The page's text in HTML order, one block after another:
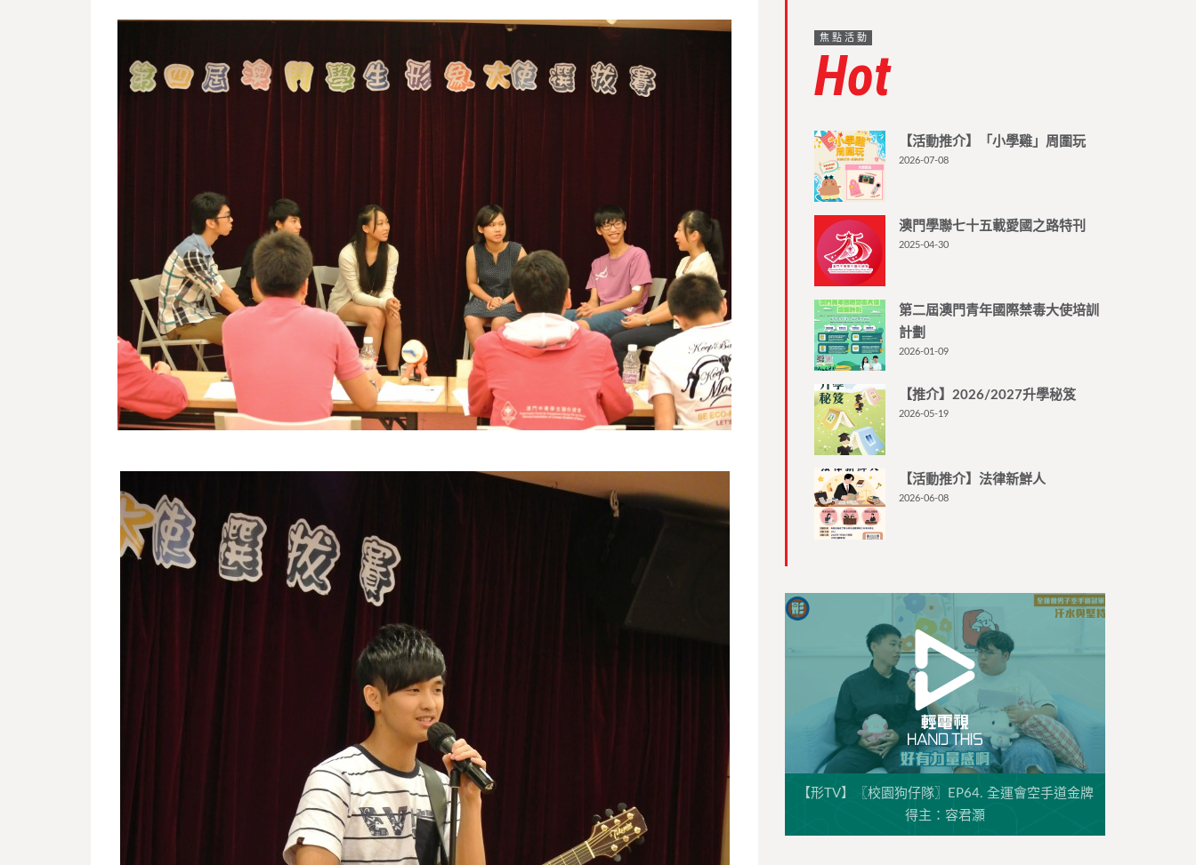
焦點活動
Hot
【活動推介】「小學雞」周圍玩
2026-07-08
澳門學聯七十五載愛國之路特刊
2025-04-30
第二屆澳門青年國際禁毒大使培訓
計劃
2026-01-09
【推介】2026/2027升學秘笈
2026-05-19
【活動推介】法律新鮮人
2026-06-08
【形TV】〖校園狗仔隊〗EP64. 全運會空手道金牌
得主：容君灝